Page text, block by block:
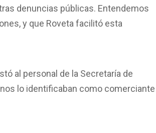
denuncias públicas. Entendemos
y que Roveta facilitó esta
al personal de la Secretaría de
lo identificaban como comerciante